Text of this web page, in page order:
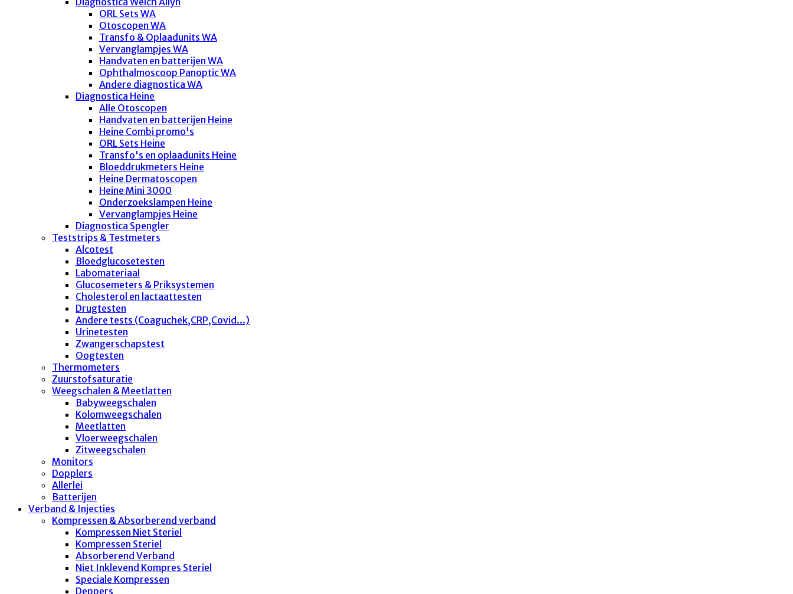
ORL Sets WA
Otoscopen WA
Transfo & Oplaadunits WA
Vervanglampjes WA
Handvaten en batterijen WA
Ophthalmoscoop Panoptic WA
Andere diagnostica WA
Diagnostica Heine
Alle Otoscopen
Handvaten en batterijen Heine
Heine Combi promo's
ORL Sets Heine
Transfo's en oplaadunits Heine
Bloeddrukmeters Heine
Heine Dermatoscopen
Heine Mini 3000
Onderzoekslampen Heine
Vervanglampjes Heine
Diagnostica Spengler
Teststrips & Testmeters
Alcotest
Bloedglucosetesten
Labomateriaal
Glucosemeters & Priksystemen
Cholesterol en lactaattesten
Drugtesten
Andere tests (Coaguchek,CRP,Covid...)
Urinetesten
Zwangerschapstest
Oogtesten
Thermometers
Zuurstofsaturatie
Weegschalen & Meetlatten
Babyweegschalen
Kolomweegschalen
Meetlatten
Vloerweegschalen
Zitweegschalen
Monitors
Dopplers
Allerlei
Batterijen
Verband & Injecties
Kompressen & Absorberend verband
Kompressen Niet Steriel
Kompressen Steriel
Absorberend Verband
Niet Inklevend Kompres Steriel
Speciale Kompressen
Deppers